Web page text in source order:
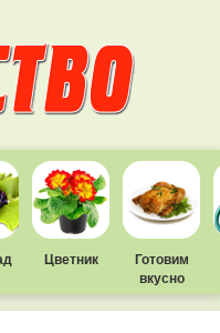
Цветник
Готовим
вкусно